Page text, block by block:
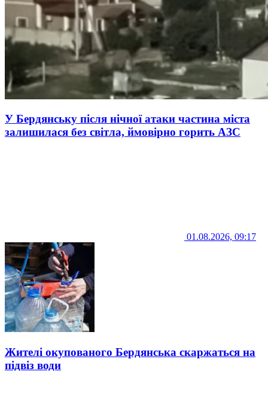
У Бердянську після нічної атаки частина міста
залишилася без світла, ймовірно горить АЗС
01.08.2026, 09:17
Жителі окупованого Бердянська скаржаться на
підвіз води